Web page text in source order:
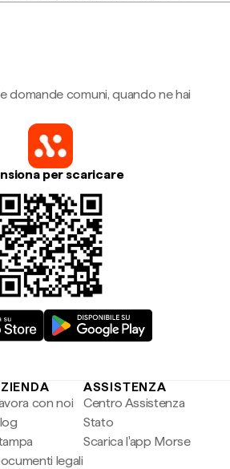
domande comuni, quando ne hai
per scaricare
con noi
legali
ASSISTENZA
Centro Assistenza
Stato
Scarica l'app Morse